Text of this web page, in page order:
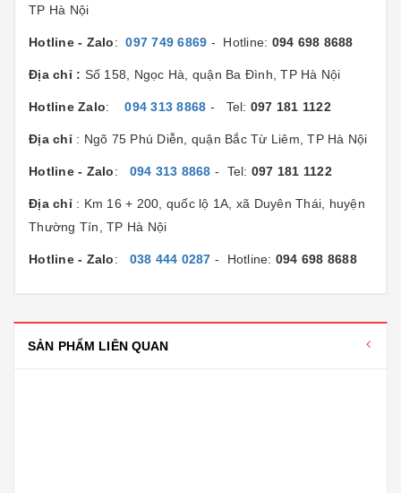
TP Hà Nội
Hotline - Zalo:097 749 6869 - Hotline: 094 698 8688
Địa chỉ : Số 158, Ngọc Hà, quận Ba Đình, TP Hà Nội
Hotline Zalo:094 313 8868 - Tel: 097 181 1122
Địa chỉ : Ngõ 75 Phú Diễn, quận Bắc Từ Liêm, TP Hà Nội
Hotline - Zalo: 094 313 8868 - Tel: 097 181 1122
Địa chỉ : Km 16 + 200, quốc lộ 1A, xã Duyên Thái, huyện
Thường Tín, TP Hà Nội
Hotline - Zalo: 038 444 0287 - Hotline: 094 698 8688
SẢN PHẨM LIÊN QUAN